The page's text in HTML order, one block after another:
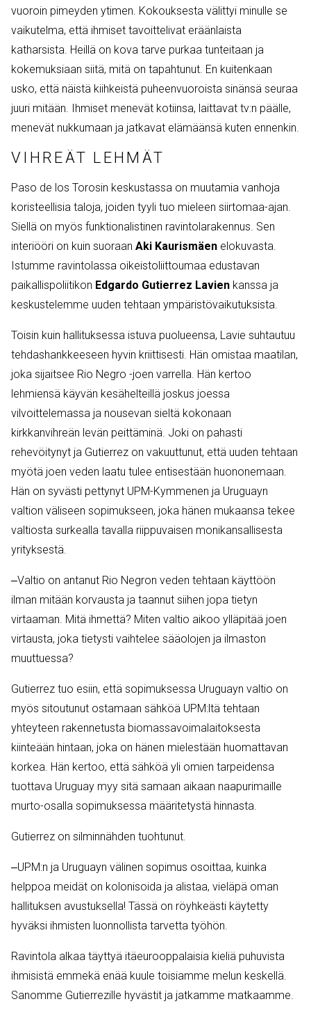
vuoroin pimeyden ytimen. Kokouksesta välittyi minulle se
vaikutelma, että ihmiset tavoittelivat eräänlaista
katharsista. Heillä on kova tarve purkaa tunteitaan ja
kokemuksiaan siitä, mitä on tapahtunut. En kuitenkaan
usko, että näistä kiihkeistä puheenvuoroista sinänsä seuraa
juuri mitään. Ihmiset menevät kotiinsa, laittavat tv:n päälle,
menevät nukkumaan ja jatkavat elämäänsä kuten ennenkin.
VIHREÄT LEHMÄT
Paso de los Torosin keskustassa on muutamia vanhoja
koristeellisia taloja, joiden tyyli tuo mieleen siirtomaa-ajan.
Siellä on myös funktionalistinen ravintolarakennus. Sen
interiööri on kuin suoraan Aki Kaurismäen elokuvasta.
Istumme ravintolassa oikeistoliittoumaa edustavan
paikallispoliitikon Edgardo Gutierrez Lavien kanssa ja
keskustelemme uuden tehtaan ympäristövaikutuksista.
Toisin kuin hallituksessa istuva puolueensa, Lavie suhtautuu
tehdashankkeeseen hyvin kriittisesti. Hän omistaa maatilan,
joka sijaitsee Rio Negro -joen varrella. Hän kertoo
lehmiensä käyvän kesähelteillä joskus joessa
vilvoittelemassa ja nousevan sieltä kokonaan
kirkkanvihreän levän peittäminä. Joki on pahasti
rehevöitynyt ja Gutierrez on vakuuttunut, että uuden tehtaan
myötä joen veden laatu tulee entisestään huononemaan.
Hän on syvästi pettynyt UPM-Kymmenen ja Uruguayn
valtion väliseen sopimukseen, joka hänen mukaansa tekee
valtiosta surkealla tavalla riippuvaisen monikansallisesta
yrityksestä.
‒Valtio on antanut Rio Negron veden tehtaan käyttöön
ilman mitään korvausta ja taannut siihen jopa tietyn
virtaaman. Mitä ihmettä? Miten valtio aikoo ylläpitää joen
virtausta, joka tietysti vaihtelee sääolojen ja ilmaston
muuttuessa?
Gutierrez tuo esiin, että sopimuksessa Uruguayn valtio on
myös sitoutunut ostamaan sähköä UPM:ltä tehtaan
yhteyteen rakennetusta biomassavoimalaitoksesta
kiinteään hintaan, joka on hänen mielestään huomattavan
korkea. Hän kertoo, että sähköä yli omien tarpeidensa
tuottava Uruguay myy sitä samaan aikaan naapurimaille
murto-osalla sopimuksessa määritetystä hinnasta.
Gutierrez on silminnähden tuohtunut.
‒UPM:n ja Uruguayn välinen sopimus osoittaa, kuinka
helppoa meidät on kolonisoida ja alistaa, vieläpä oman
hallituksen avustuksella! Tässä on röyhkeästi käytetty
hyväksi ihmisten luonnollista tarvetta työhön.
Ravintola alkaa täyttyä itäeurooppalaisia kieliä puhuvista
ihmisistä emmekä enää kuule toisiamme melun keskellä.
Sanomme Gutierrezille hyvästit ja jatkamme matkaamme.